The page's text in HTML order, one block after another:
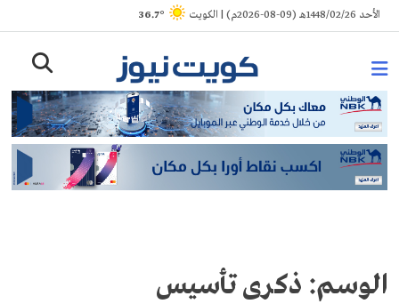
Skip
to
الأحد 1448/02/26هـ (09-08-2026م) | الكويت ° 36.7
الوسم: ذكرى تأسيس